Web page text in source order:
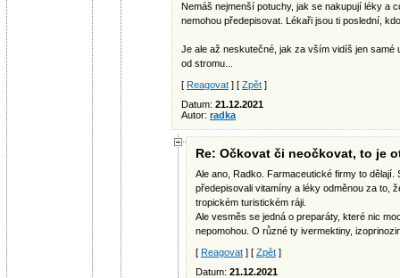
Nemáš nejmenší potuchy, jak se nakupují léky a
nemohou předepisovat. Lékaři jsou ti poslední,
Je ale až neskutečné, jak za vším vidíš jen samé
od stromu...
[ Reagovat ] [ Zpět ]
Datum: 21.12.2021
Autor: radka
Re: Očkovat či neočkovat, to je
Ale ano, Radko. Farmaceutické firmy to dělají.
předepisovali vitamíny a léky odměnou za to,
tropickém turistickém ráji.
Ale vesměs se jedná o preparáty, které nic
nepomohou. O různé ty ivermektiny,
[ Reagovat ] [ Zpět ]
Datum: 21.12.2021